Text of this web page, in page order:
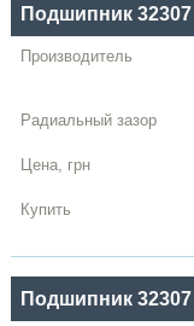
Подшипник 32307
Подшипник 32307